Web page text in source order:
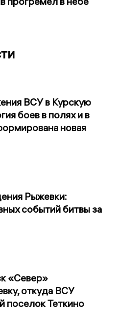
ВСУ в Курскую
боев в полях и в
новая
Рыжевки:
событий битвы за
«Север»
откуда ВСУ
поселок Теткино